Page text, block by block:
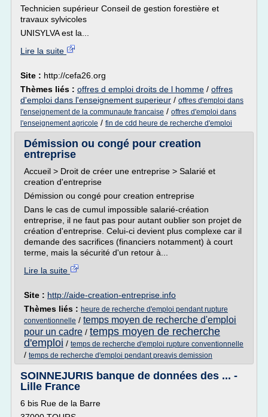
Technicien supérieur Conseil de gestion forestière et
travaux sylvicoles
UNISYLVA est la...
Lire la suite
Site : http://cefa26.org
Thèmes liés : offres d emploi droits de l homme / offres
d'emploi dans l'enseignement superieur / offres d'emploi dans
l'enseignement de la communaute francaise / offres d'emploi dans
l'enseignement agricole / fin de cdd heure de recherche d'emploi
Démission ou congé pour creation
entreprise
Accueil > Droit de créer une entreprise > Salarié et
creation d'entreprise
Démission ou congé pour creation entreprise
Dans le cas de cumul impossible salarié-création
entreprise, il ne faut pas pour autant oublier son projet de
création d'entreprise. Celui-ci devient plus complexe car il
demande des sacrifices (financiers notamment) à court
terme, mais la sécurité d'un retour à...
Lire la suite
Site : http://aide-creation-entreprise.info
Thèmes liés : heure de recherche d'emploi pendant rupture
conventionnelle / temps moyen de recherche d'emploi
pour un cadre / temps moyen de recherche
d'emploi / temps de recherche d'emploi rupture conventionnelle
/ temps de recherche d'emploi pendant preavis demission
SOINNEJURIS banque de données des ... -
Lille France
6 bis Rue de la Barre